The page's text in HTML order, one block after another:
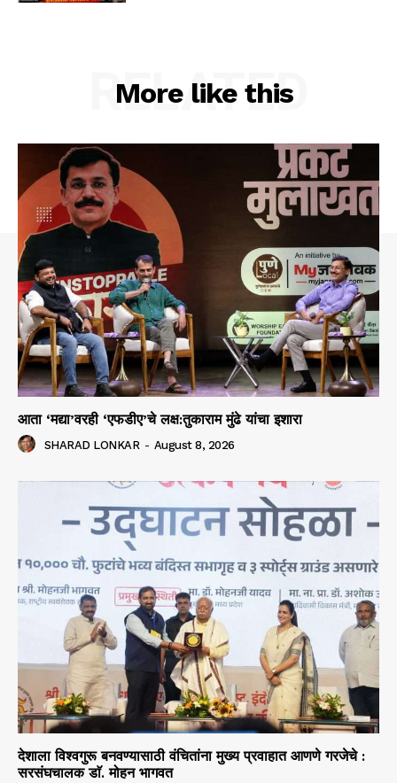
More like this
RELATED
आता ‘मद्या’वरही ‘एफडीए’चे लक्ष:तुकाराम मुंढे यांचा इशारा
SHARAD LONKAR - August 8, 2026
देशाला विश्वगुरू बनवण्यासाठी वंचितांना मुख्य प्रवाहात आणणे गरजेचे :
सरसंघचालक डाॅ. मोहन भागवत